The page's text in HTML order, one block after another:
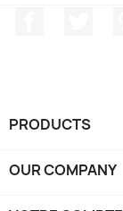
PRODUCTS
OUR COMPANY